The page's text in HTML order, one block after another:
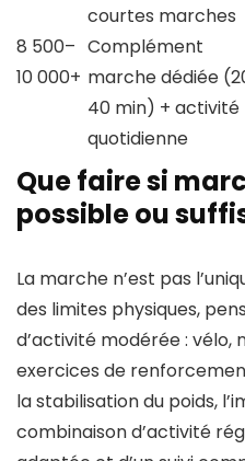
courtes marches
8 500–
10 000+
Complément
marche dédiée
40 min) + activité
quotidienne
Que faire si
possible ou
La marche n’est pas
des limites physiques,
d’activité modérée : vélo,
exercices de
la stabilisation du poids,
combinaison d’activité